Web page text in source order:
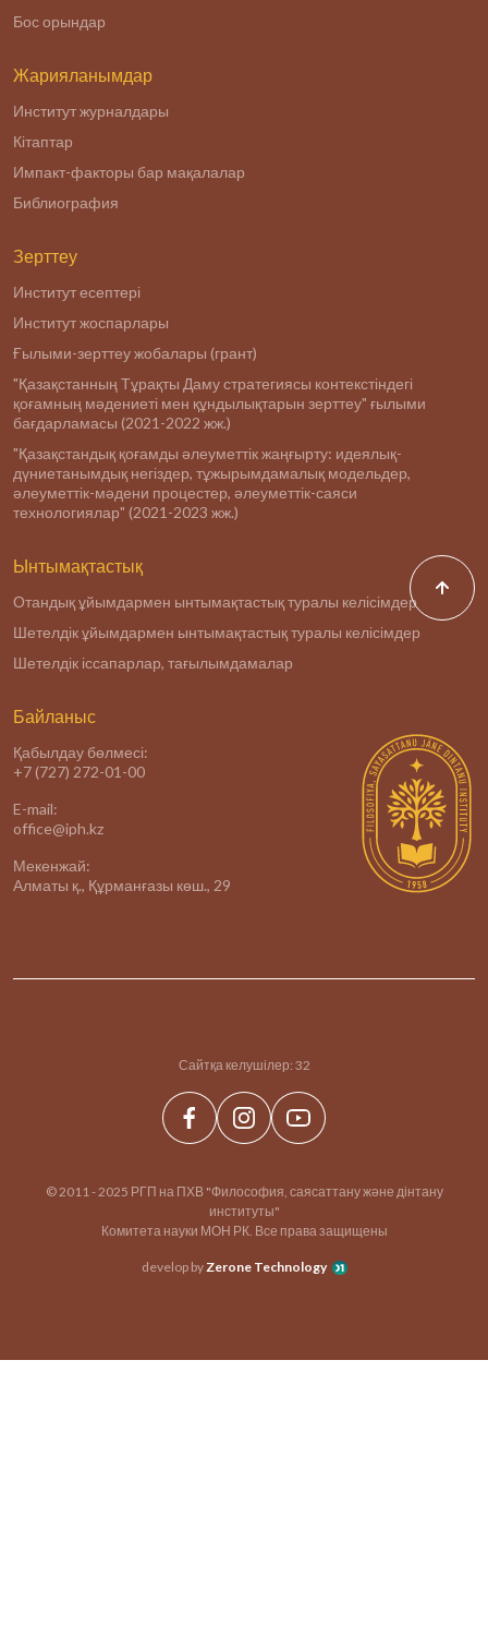
Бос орындар
Жарияланымдар
Институт журналдары
Кітаптар
Импакт-факторы бар мақалалар
Библиография
Зерттеу
Институт есептері
Институт жоспарлары
Ғылыми-зерттеу жобалары (грант)
"Қазақстанның Тұрақты Даму стратегиясы контекстіндегі
қоғамның мәдениеті мен құндылықтарын зерттеу" ғылыми
бағдарламасы (2021-2022 жж.)
"Қазақстандық қоғамды әлеуметтік жаңғырту: идеялық-
дүниетанымдық негіздер, тұжырымдамалық модельдер,
әлеуметтік-мәдени процестер, әлеуметтік-саяси
технологиялар" (2021-2023 жж.)
Ынтымақтастық
Отандық ұйымдармен ынтымақтастық туралы келісімдер
Шетелдік ұйымдармен ынтымақтастық туралы келісімдер
Шетелдік іссапарлар, тағылымдамалар
Байланыс
Қабылдау бөлмесі:
+7 (727) 272-01-00
E-mail:
office@iph.kz
Мекенжай:
Алматы қ., Құрманғазы көш., 29
Сайтқа келушілер: 32
© 2011 - 2025 РГП на ПХВ "Философия, саясаттану және дінтану
институты"
Комитета науки МОН РК. Все права защищены
develop by Zerone Technology